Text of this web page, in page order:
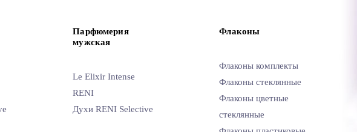
Парфюмерия
мужская
Le Elixir Intense
RENI
Духи RENI Selective
Флаконы
Флаконы комплекты
Флаконы стеклянные
Флаконы цветные
стеклянные